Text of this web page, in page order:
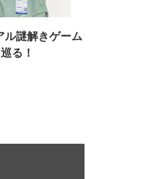
ル謎解きゲーム
る！